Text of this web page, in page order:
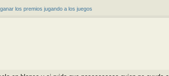
los premios jugando a los juegos